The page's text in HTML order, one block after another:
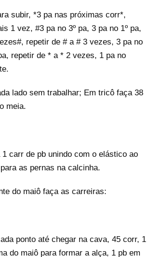
subir, *3 pa nas próximas corr*,
1 vez, #3 pa no 3º pa, 3 pa no 1º pa,
repetir de # a # 3 vezes, 3 pa no
repetir de * a * 2 vezes, 1 pa no
lado sem trabalhar; Em tricô faça 38
meia.
carr de pb unindo com o elástico ao
as pernas na calcinha.
do maiô faça as carreiras:
ponto até chegar na cava, 45 corr, 1
do maiô para formar a alça, 1 pb em